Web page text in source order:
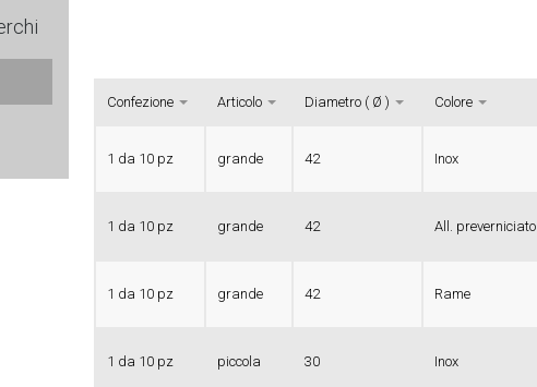
Confezione Articolo Diametro ( Ø ) Colore
1 da 10 pz grande 42 Inox
1 da 10 pz grande 42 All. preverniciato
1 da 10 pz grande 42 Rame
1 da 10 pz piccola 30 Inox